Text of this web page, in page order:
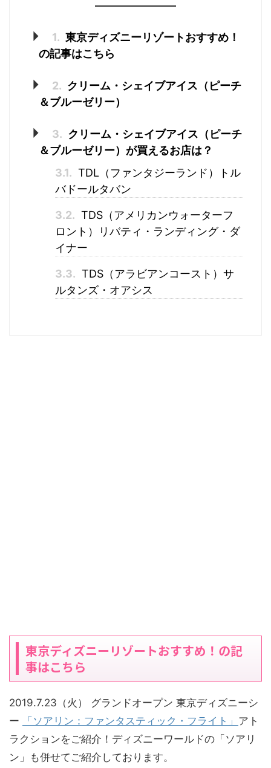
1. 東京ディズニーリゾートおすすめ！
の記事はこちら
2. クリーム・シェイブアイス（ピーチ
＆ブルーゼリー）
3. クリーム・シェイブアイス（ピーチ
＆ブルーゼリー）が買えるお店は？
3.1. TDL（ファンタジーランド）トル
バドールタバン
3.2. TDS（アメリカンウォーターフ
ロント）リバティ・ランディング・ダ
イナー
3.3. TDS（アラビアンコースト）サ
ルタンズ・オアシス
東京ディズニーリゾートおすすめ！の記
事はこちら
2019.7.23（火） グランドオープン 東京ディズニーシ
ー
「ソアリン：ファンタスティック・フライト」 アト
ラクションをご紹介！ディズニーワールドの「ソアリ
ン」も併せてご紹介しております。